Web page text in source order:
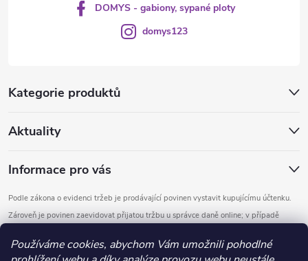
Používáme cookies, abychom Vám umožnili pohodlné
Kategorie produktů
Aktuality
Informace pro vás
Podle zákona o evidenci tržeb je prodávající povinen vystavit kupujícímu účtenku.
Zároveň je povinen zaevidovat přijatou tržbu u správce daně online; v případě
DOMYS - gabiony, sypané ploty
domys123